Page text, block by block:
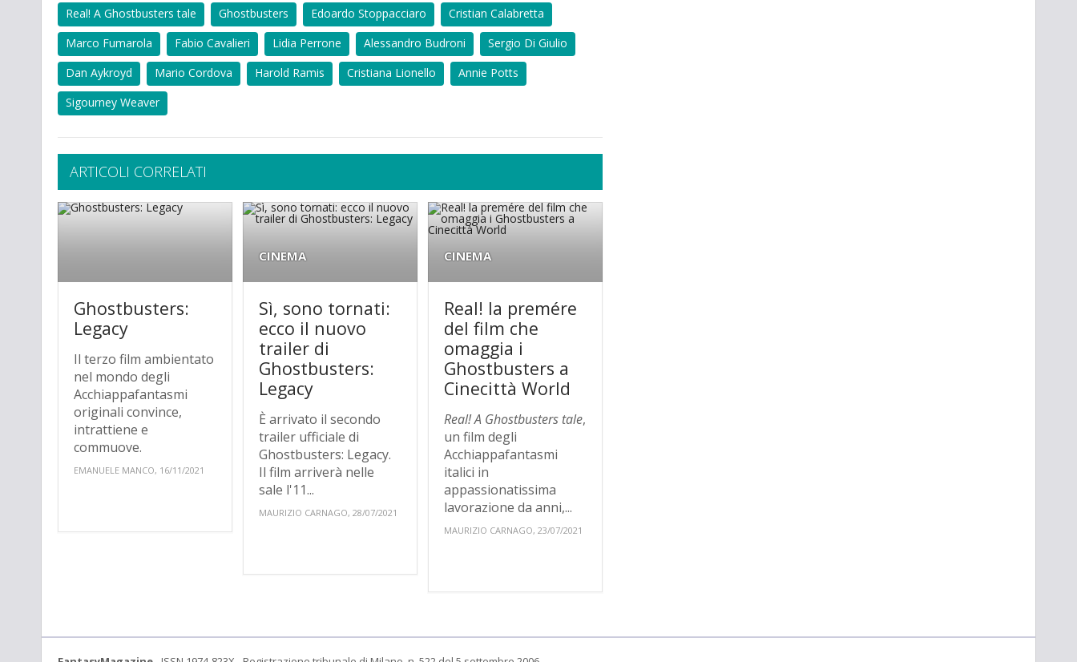
Real! A Ghostbusters tale
Ghostbusters Edoardo Stoppacciaro
Cristian Calabretta
Marco Fumarola
Fabio Cavalieri Lidia Perrone Alessandro Budroni
Sergio Di Giulio
Dan Aykroyd
Mario Cordova Harold Ramis Cristiana Lionello
Annie Potts
Sigourney Weaver
ARTICOLI CORRELATI
Ghostbusters:
Legacy
Il terzo film ambientato
nel mondo degli
Acchiappafantasmi
originali convince,
intrattiene e
commuove.
EMANUELE MANCO, 16/11/2021
CINEMA
Sì, sono tornati:
ecco il nuovo
trailer di
Ghostbusters:
Legacy
È arrivato il secondo
trailer ufficiale di
Ghostbusters: Legacy.
Il film arriverà nelle
sale l'11...
MAURIZIO CARNAGO, 28/07/2021
CINEMA
Real! la premére
del film che
omaggia i
Ghostbusters a
Cinecittà World
Real! A Ghostbusters tale,
un film degli
Acchiappafantasmi
italici in
appassionatissima
lavorazione da anni,...
MAURIZIO CARNAGO, 23/07/2021